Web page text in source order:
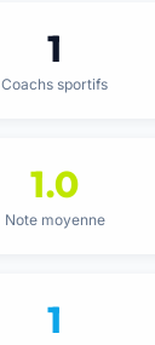
1
Coachs sportifs
1.0
Note moyenne
1